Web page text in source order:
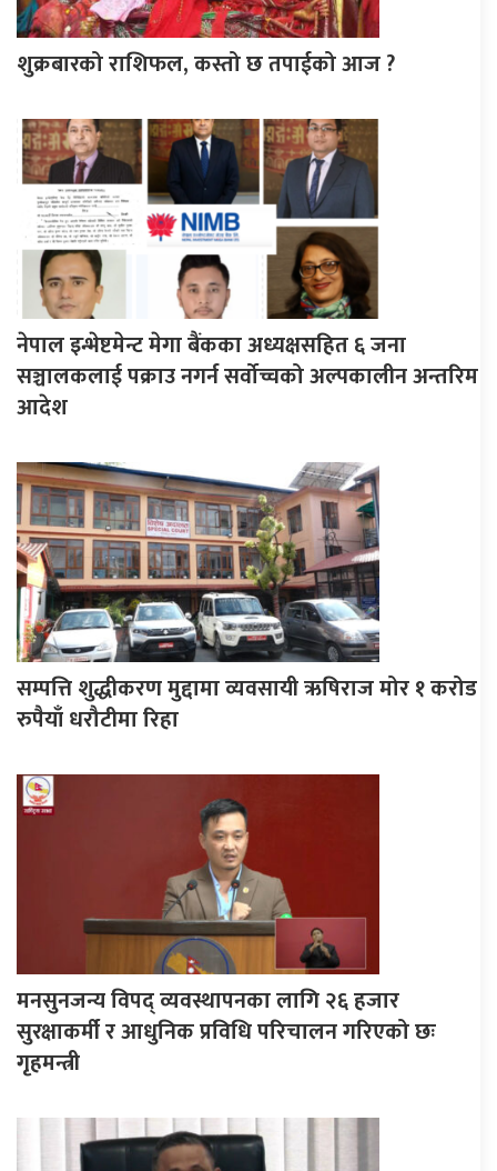
शुक्रबारको राशिफल, कस्तो छ तपाईको आज ?
नेपाल इन्भेष्टमेन्ट मेगा बैंकका अध्यक्षसहित ६ जना
सञ्चालकलाई पक्राउ नगर्न सर्वोच्चको अल्पकालीन अन्तरिम
आदेश
सम्पत्ति शुद्धीकरण मुद्दामा व्यवसायी ऋषिराज मोर १ करोड
रुपैयाँ धरौटीमा रिहा
मनसुनजन्य विपद् व्यवस्थापनका लागि २६ हजार
सुरक्षाकर्मी र आधुनिक प्रविधि परिचालन गरिएको छः
गृहमन्त्री